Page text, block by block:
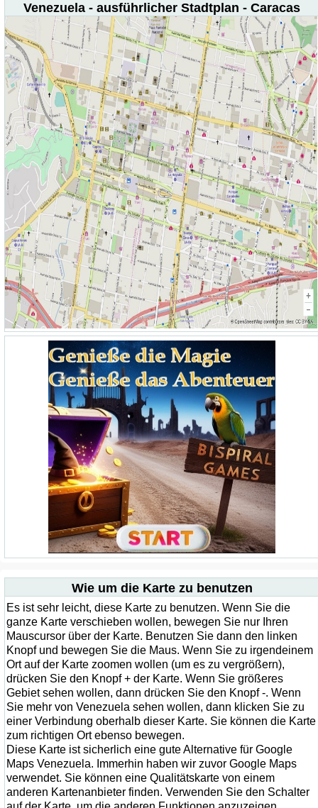
Venezuela - ausführlicher Stadtplan - Caracas
Wie um die Karte zu benutzen
Es ist sehr leicht, diese Karte zu benutzen. Wenn Sie die
ganze Karte verschieben wollen, bewegen Sie nur Ihren
Mauscursor über der Karte. Benutzen Sie dann den linken
Knopf und bewegen Sie die Maus. Wenn Sie zu irgendeinem
Ort auf der Karte zoomen wollen (um es zu vergrößern),
drücken Sie den Knopf + der Karte. Wenn Sie größeres
Gebiet sehen wollen, dann drücken Sie den Knopf -. Wenn
Sie mehr von Venezuela sehen wollen, dann klicken Sie zu
einer Verbindung oberhalb dieser Karte. Sie können die Karte
zum richtigen Ort ebenso bewegen.
Diese Karte ist sicherlich eine gute Alternative für Google
Maps Venezuela. Immerhin haben wir zuvor Google Maps
verwendet. Sie können eine Qualitätskarte von einem
anderen Kartenanbieter finden. Verwenden Sie den Schalter